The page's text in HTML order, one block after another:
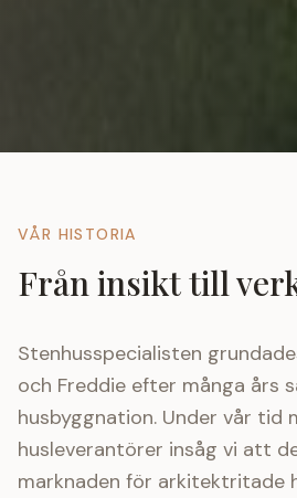
VÅR HISTORIA
Från insikt till
Stenhusspecialisten
och Freddie efter många års
husbyggnation. Under vår tid
husleverantörer insåg vi att
marknaden för arkitektritade